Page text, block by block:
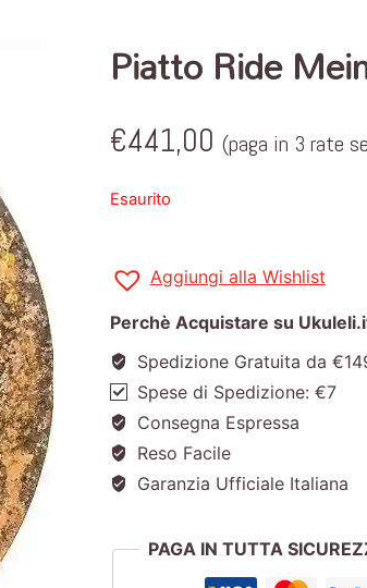
Piatto Ride
€441,00 (paga in 3 rate
Esaurito
Aggiungi alla Wishlist
Perchè Acquistare su
Spedizione Gratuita da
Spese di Spedizione: €7
Consegna Espressa
Reso Facile
Garanzia Ufficiale Italiana
PAGA IN TUTTA